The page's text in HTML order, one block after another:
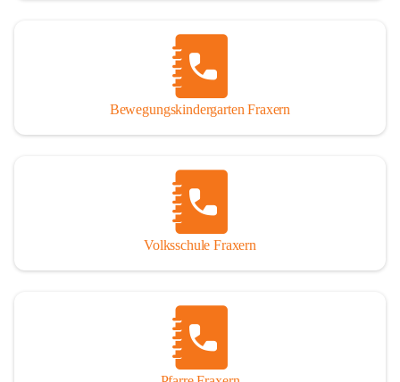
Bewegungskindergarten Fraxern
Volksschule Fraxern